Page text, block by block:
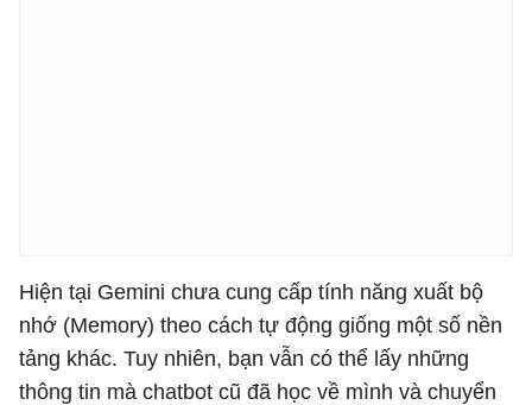
Hiện tại Gemini chưa cung cấp tính năng xuất bộ
nhớ (Memory) theo cách tự động giống một số nền
tảng khác. Tuy nhiên, bạn vẫn có thể lấy những
thông tin mà chatbot cũ đã học về mình và chuyển